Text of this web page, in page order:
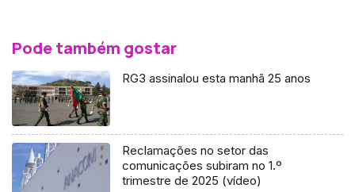
Pode também gostar
RG3 assinalou esta manhã 25 anos
Reclamações no setor das
comunicações subiram no 1.º
trimestre de 2025 (vídeo)